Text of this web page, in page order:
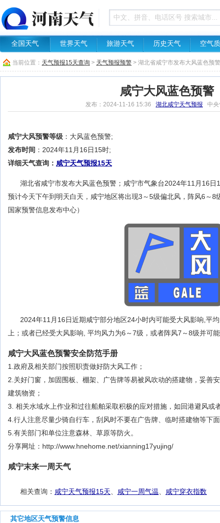
全国天气 世界天气 旅游天气 历史天气 空气
当前位置： 天气预报15天查询 > 天气预报预警 > 湖北省咸宁市发布大风蓝色预警
咸宁大风蓝色预警
发布：2024-11-16 15:36 湖北咸宁天气预报 中央
咸宁大风预警等级 ：大风蓝色预警;
发布时间 ：2024年11月16日15时;
详细天气查询： 咸宁天气预报15天
湖北省咸宁市发布大风蓝色预警；咸宁市气象台2024年11月16
预计今天下午到明天白天，咸宁地区将出现3～5级偏北风，阵风6～8
国家预警信息发布中心）
2024年11月16日近期咸宁部分地区24小时内可能受大风影响,平
上；或者已经受大风影响, 平均风力为6～7级，或者阵风7～8级并可
咸宁大风蓝色预警安全防范手册
1.政府及相关部门按照职责做好防大风工作；
2.关好门窗，加固围板、棚架、广告牌等易被风吹动的搭建物，妥善
建筑物资；
3. 相关水域水上作业和过往船舶采取积极的应对措施，如回港避风或
4.行人注意尽量少骑自行车，刮风时不要在广告牌、临时搭建物等下
5.有关部门和单位注意森林、草原等防火。
分享网址：http://www.hnehome.net/xianning17yujing/
咸宁末来一周天气
相关查询： 咸宁天气预报15天 咸宁一周气温 咸宁穿衣指数
其它地区天气预警信息